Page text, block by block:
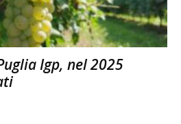
Igp, nel 2025